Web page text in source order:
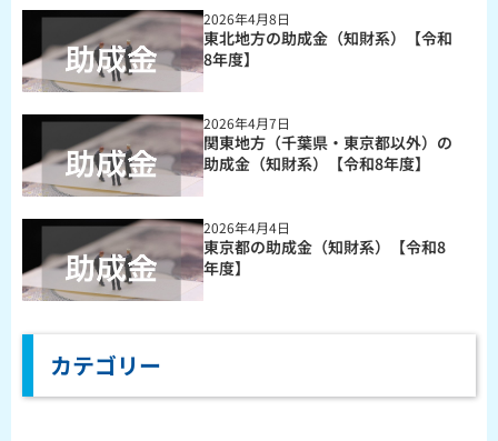
2026年4月8日
東北地方の助成金（知財系）【令和
8年度】
2026年4月7日
関東地方（千葉県・東京都以外）の
助成金（知財系）【令和8年度】
2026年4月4日
東京都の助成金（知財系）【令和8
年度】
カテゴリー